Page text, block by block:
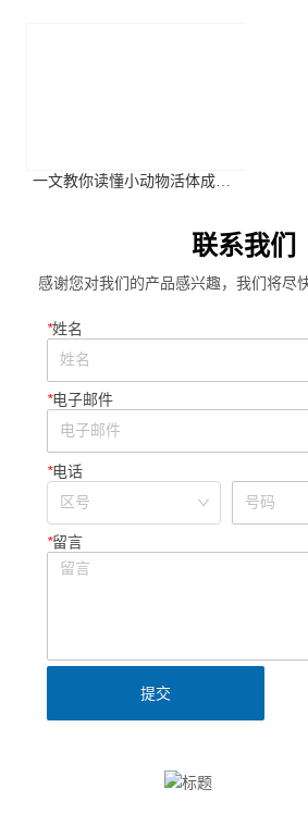
一文教你读懂小动物活体成像
联系我们
感谢您对我们的产品感兴趣，我们将尽
*姓名
*电子邮件
*电话
*留言
提交